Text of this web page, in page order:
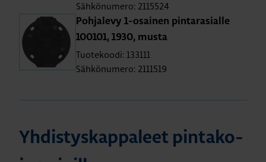
Sähkönumero: 2115524
Poh­ja­le­vy 1-osai­nen pin­ta­ra­sial­le
100101, 1930, musta
Tuotekoodi: 133111
Sähkönumero: 2111519
Yh­dis­tys­kap­pa­leet pin­ta­ko­